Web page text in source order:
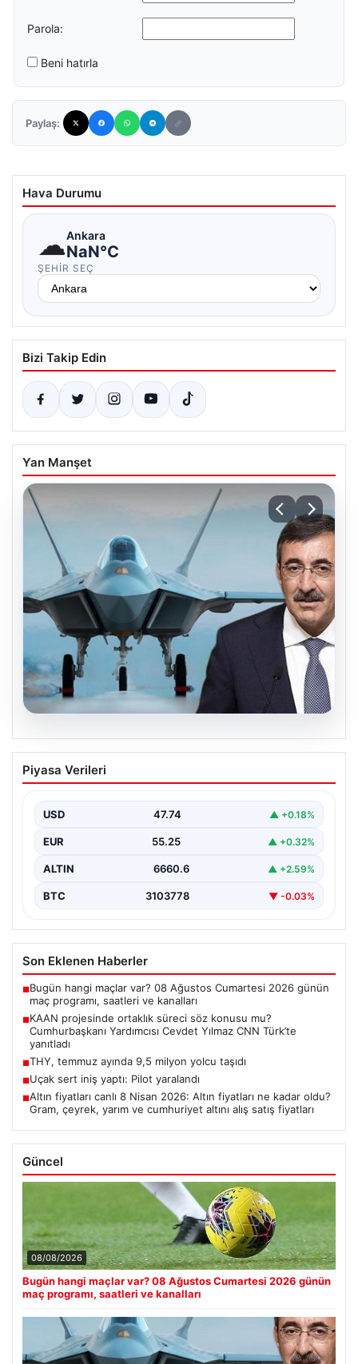
Parola:
Beni hatırla
Paylaş:
Hava Durumu
☁Ankara
NaN°C
ŞEHIR SEÇ
Bizi Takip Edin
Yan Manşet
08.08.2026
KAAN projesinde ortaklık süreci söz
konusu mu? Cumhurbaşkanı Yardımcısı
Cumhurbaşkanı Yardımcısı Cevdet Yılmaz, CNN Türk
Ortak…
Piyasa Verileri
USD 47.74 ▲ +0.18%
EUR 55.25 ▲ +0.32%
ALTIN 6660.6 ▲ +2.59%
BTC 3103778 ▼ -0.03%
Son Eklenen Haberler
■Bugün hangi maçlar var? 08 Ağustos Cumartesi 2026 günün
maç programı, saatleri ve kanalları
■KAAN projesinde ortaklık süreci söz konusu mu?
Cumhurbaşkanı Yardımcısı Cevdet Yılmaz CNN Türk’te
yanıtladı
■THY, temmuz ayında 9,5 milyon yolcu taşıdı
■Uçak sert iniş yaptı: Pilot yaralandı
■Altın fiyatları canlı 8 Nisan 2026: Altın fiyatları ne kadar oldu?
Gram, çeyrek, yarım ve cumhuriyet altını alış satış fiyatları
Güncel
08/08/2026
Bugün hangi maçlar var? 08 Ağustos Cumartesi 2026 günün
maç programı, saatleri ve kanalları